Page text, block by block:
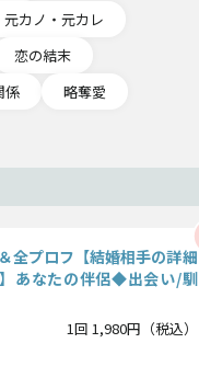
カノ・元カレ
恋の結末
係
略奪愛
全プロフ【結婚相手の詳細
あなたの伴侶◆出会い/馴
1回 1,980円（税込）